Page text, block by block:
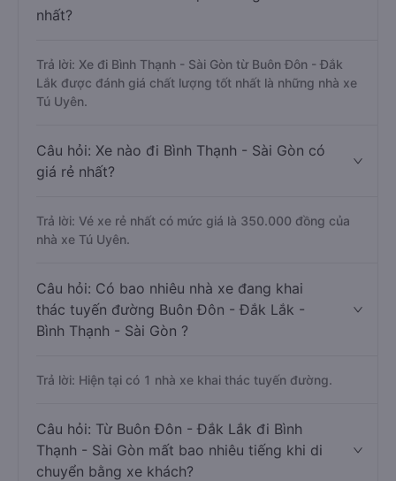
nhất?
Trả lời: Xe đi Bình Thạnh - Sài Gòn từ Buôn Đôn - Đắk
Lắk được đánh giá chất lượng tốt nhất là những nhà xe
Tú Uyên.
Câu hỏi: Xe nào đi Bình Thạnh - Sài Gòn có
giá rẻ nhất?
Trả lời: Vé xe rẻ nhất có mức giá là 350.000 đồng của
nhà xe Tú Uyên.
Câu hỏi: Có bao nhiêu nhà xe đang khai
thác tuyến đường Buôn Đôn - Đắk Lắk -
Bình Thạnh - Sài Gòn ?
Trả lời: Hiện tại có 1 nhà xe khai thác tuyến đường.
Câu hỏi: Từ Buôn Đôn - Đắk Lắk đi Bình
Thạnh - Sài Gòn mất bao nhiêu tiếng khi di
chuyển bằng xe khách?